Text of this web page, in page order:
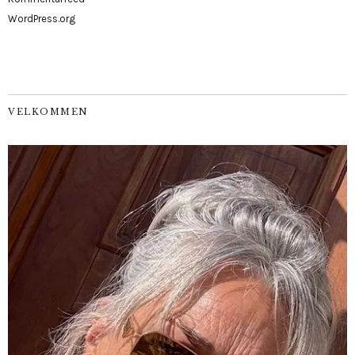
WordPress.org
VELKOMMEN